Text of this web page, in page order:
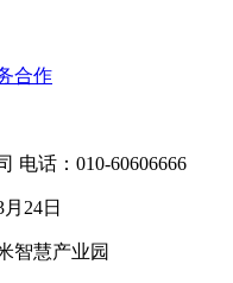
合作
电话：010-60606666
24日
智慧产业园